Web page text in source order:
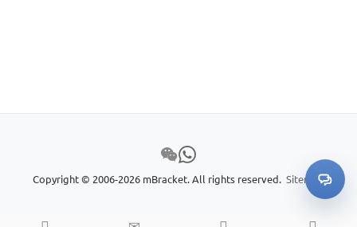
Copyright © 2006-2026 mBracket. All rights reserved. Sitemap